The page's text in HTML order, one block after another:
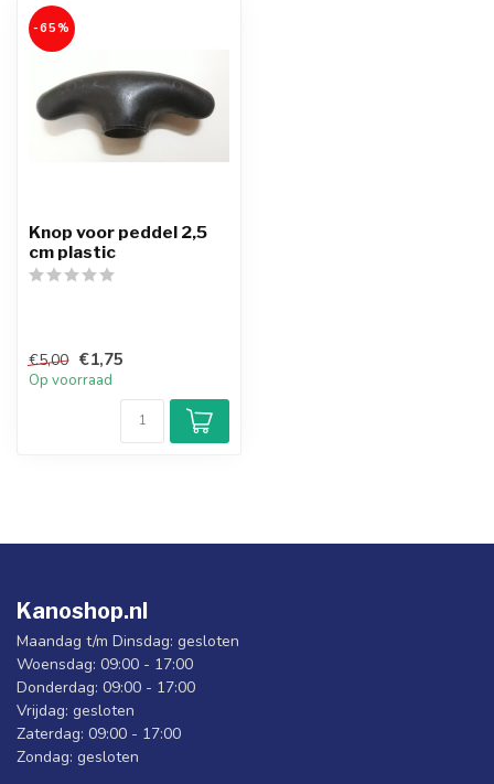
-65%
Knop voor peddel 2,5
cm plastic
€5,00 €1,75
Op voorraad
Kanoshop.nl
Maandag t/m Dinsdag: gesloten
Woensdag: 09:00 - 17:00
Donderdag: 09:00 - 17:00
Vrijdag: gesloten
Zaterdag: 09:00 - 17:00
Zondag: gesloten